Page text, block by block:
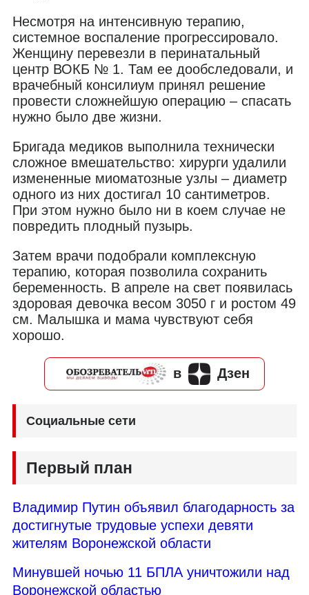
Несмотря на интенсивную терапию,
системное воспаление прогрессировало.
Женщину перевезли в перинатальный
центр ВОКБ № 1. Там ее дообследовали, и
врачебный консилиум принял решение
провести сложнейшую операцию – спасать
нужно было две жизни.
Бригада медиков выполнила технически
сложное вмешательство: хирурги удалили
измененные миоматозные узлы – диаметр
одного из них достигал 10 сантиметров.
При этом нужно было ни в коем случае не
повредить плодный пузырь.
Затем врачи подобрали комплексную
терапию, которая позволила сохранить
беременность. В апреле на свет появилась
здоровая девочка весом 3050 г и ростом 49
см. Малышка и мама чувствуют себя
хорошо.
в Дзен
Социальные сети
Первый план
Владимир Путин объявил благодарность за
достигнутые трудовые успехи девяти
жителям Воронежской области
Минувшей ночью 11 БПЛА уничтожили над
Воронежской областью